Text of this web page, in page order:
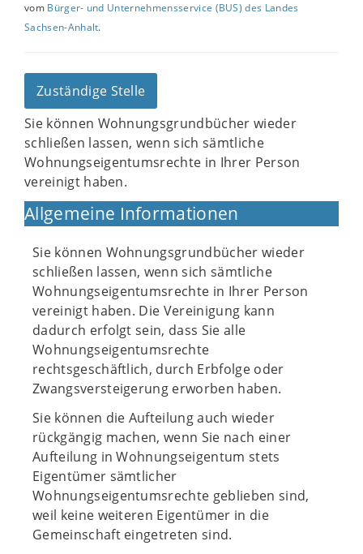
vom Bürger- und Unternehmensservice (BUS) des Landes
Sachsen-Anhalt.
Zuständige Stelle
Sie können Wohnungsgrundbücher wieder
schließen lassen, wenn sich sämtliche
Wohnungseigentumsrechte in Ihrer Person
vereinigt haben.
Allgemeine Informationen
Sie können Wohnungsgrundbücher wieder
schließen lassen, wenn sich sämtliche
Wohnungseigentumsrechte in Ihrer Person
vereinigt haben. Die Vereinigung kann
dadurch erfolgt sein, dass Sie alle
Wohnungseigentumsrechte
rechtsgeschäftlich, durch Erbfolge oder
Zwangsversteigerung erworben haben.
Sie können die Aufteilung auch wieder
rückgängig machen, wenn Sie nach einer
Aufteilung in Wohnungseigentum stets
Eigentümer sämtlicher
Wohnungseigentumsrechte geblieben sind,
weil keine weiteren Eigentümer in die
Gemeinschaft eingetreten sind.